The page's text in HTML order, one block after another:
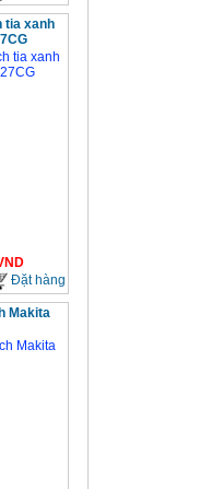
tia xanh
Đặt hàng
Makita